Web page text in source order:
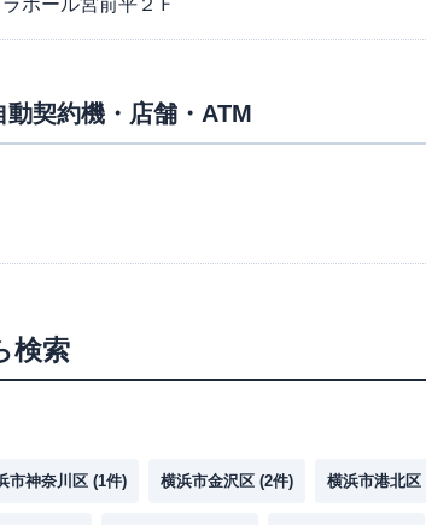
ポール宮前平２Ｆ
契約機・店舗・ATM
検索
市神奈川区 (1件) 横浜市金沢区 (2件) 横浜市港北区